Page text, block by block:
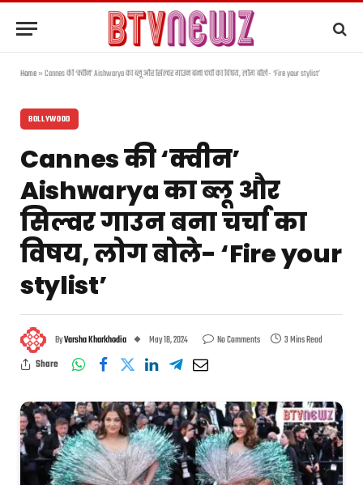
Home»Cannes की ‘क्वीन’ Aishwarya का ब्लू और सिल्वर गाउन बना चर्चा का विषय, लोग बोले- ‘Fire your stylist’
BOLLYWOOD
Cannes की ‘क्वीन’
Aishwarya का ब्लू और
सिल्वर गाउन बना चर्चा का
विषय, लोग बोले- ‘Fire your
stylist’
ByVarsha Kharkhodia May 18, 2024 No Comments
3 Mins Read
Share